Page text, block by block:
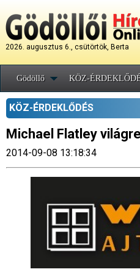
2026. augusztus 6., csütörtök, Berta
Gödöllő KÖZ-
KÖZ-ÉRDEKLŐDÉS
Michael Flatley
2014-09-08 13:18:34